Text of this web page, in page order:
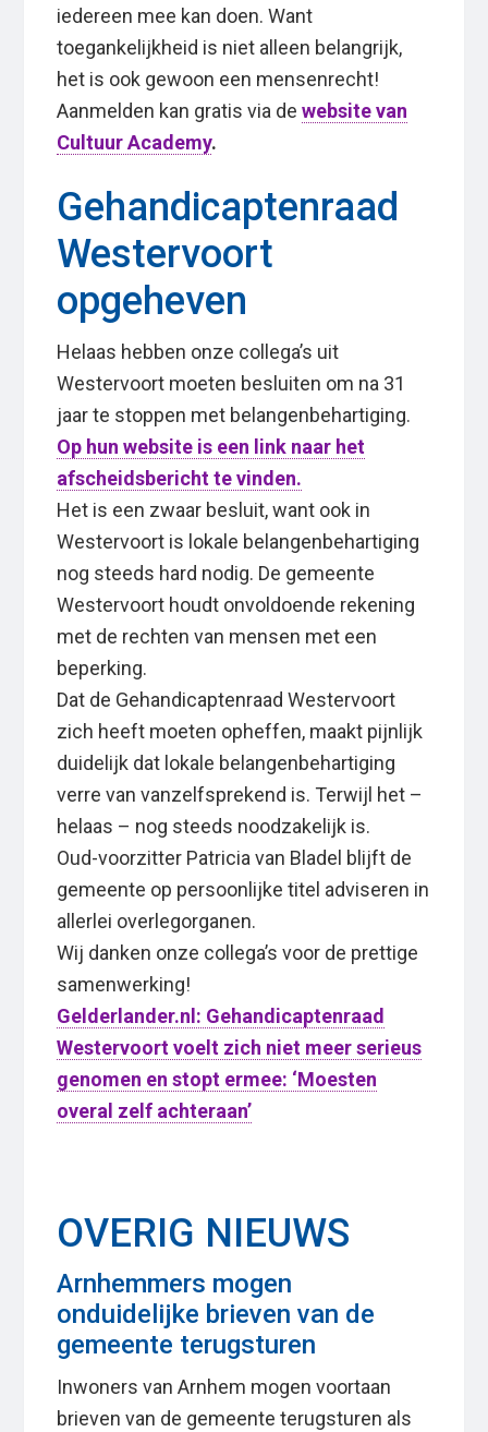
iedereen mee kan doen. Want
toegankelijkheid is niet alleen belangrijk,
het is ook gewoon een mensenrecht!
Aanmelden kan gratis via dewebsite van
Cultuur Academy.
Gehandicaptenraad
Westervoort
opgeheven
Helaas hebben onze collega’s uit
Westervoort moeten besluiten om na 31
jaar te stoppen met belangenbehartiging.
Op hun website is een link naar het
afscheidsbericht te vinden.
Het is een zwaar besluit, want ook in
Westervoort is lokale belangenbehartiging
nog steeds hard nodig. De gemeente
Westervoort houdt onvoldoende rekening
met de rechten van mensen met een
beperking.
Dat de Gehandicaptenraad Westervoort
zich heeft moeten opheffen, maakt pijnlijk
duidelijk dat lokale belangenbehartiging
verre van vanzelfsprekend is. Terwijl het –
helaas – nog steeds noodzakelijk is.
Oud-voorzitter Patricia van Bladel blijft de
gemeente op persoonlijke titel adviseren in
allerlei overlegorganen.
Wij danken onze collega’s voor de prettige
samenwerking!
Gelderlander.nl: Gehandicaptenraad
Westervoort voelt zich niet meer serieus
genomen en stopt ermee: ‘Moesten
overal zelf achteraan’
OVERIG NIEUWS
Arnhemmers mogen
onduidelijke brieven van de
gemeente terugsturen
Inwoners van Arnhem mogen voortaan
brieven van de gemeente terugsturen als